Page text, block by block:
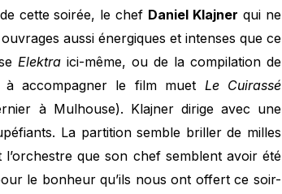
cette soirée, le chef Daniel Klajner qui ne
aussi énergiques et intenses que ce
Elektra ici-même, ou de la compilation de
à accompagner le film muet Le Cuirassé
à Mulhouse). Klajner dirige avec une
La partition semble briller de milles
que son chef semblent avoir été
le bonheur qu’ils nous ont offert ce soir-